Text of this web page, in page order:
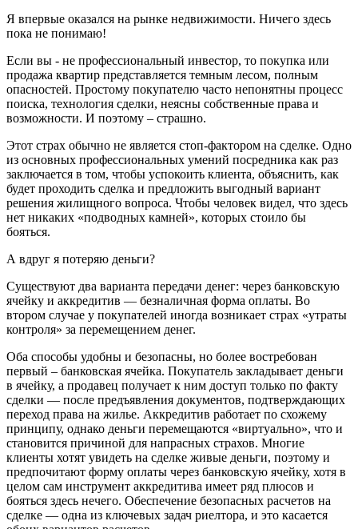
Я впервые оказался на рынке недвижимости. Ничего здесь
пока не понимаю!
Если вы - не профессиональный инвестор, то покупка или
продажа квартир представляется темным лесом, полным
опасностей. Простому покупателю часто непонятны процесс
поиска, технология сделки, неясны собственные права и
возможности. И поэтому – страшно.
Этот страх обычно не является стоп-фактором на сделке. Одно
из основных профессиональных умений посредника как раз
заключается в том, чтобы успокоить клиента, объяснить, как
будет проходить сделка и предложить выгодный вариант
решения жилищного вопроса. Чтобы человек видел, что здесь
нет никаких «подводных камней», которых стоило бы
бояться.
А вдруг я потеряю деньги?
Существуют два варианта передачи денег: через банковскую
ячейку и аккредитив — безналичная форма оплаты. Во
втором случае у покупателей иногда возникает страх «утраты
контроля» за перемещением денег.
Оба способы удобны и безопасны, но более востребован
первый – банковская ячейка. Покупатель закладывает деньги
в ячейку, а продавец получает к ним доступ только по факту
сделки — после предъявления документов, подтверждающих
переход права на жилье. Аккредитив работает по схожему
принципу, однако деньги перемещаются «виртуально», что и
становится причиной для напрасных страхов. Многие
клиенты хотят увидеть на сделке живые деньги, поэтому и
предпочитают форму оплаты через банковскую ячейку, хотя в
целом сам инструмент аккредитива имеет ряд плюсов и
бояться здесь нечего. Обеспечение безопасных расчетов на
сделке — одна из ключевых задач риелтора, и это касается